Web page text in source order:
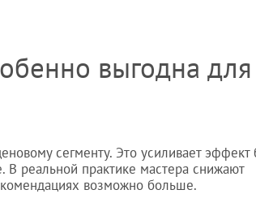
выгодна для
сегменту. Это усиливает эффект
реальной практике мастера снижают
возможно больше.